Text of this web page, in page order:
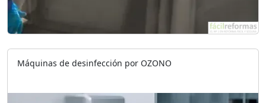
Máquinas de desinfección por OZONO